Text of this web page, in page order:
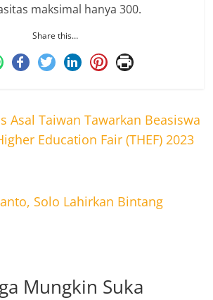
maksimal hanya 300.
Share this…
Asal Taiwan Tawarkan Beasiswa
Education Fair (THEF) 2023
Solo Lahirkan Bintang
Mungkin Suka